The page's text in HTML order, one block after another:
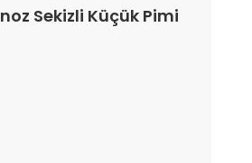
Sekizli Küçük Pimi